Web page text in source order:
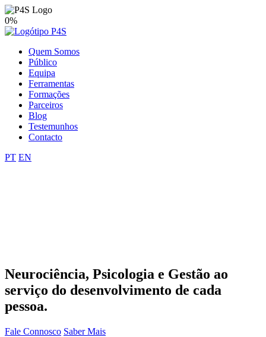
0%
Quem Somos
Público
Equipa
Ferramentas
Formações
Parceiros
Blog
Testemunhos
Contacto
PT EN
Neurociência, Psicologia e Gestão ao
serviço do desenvolvimento de cada
pessoa.
Fale Connosco Saber Mais